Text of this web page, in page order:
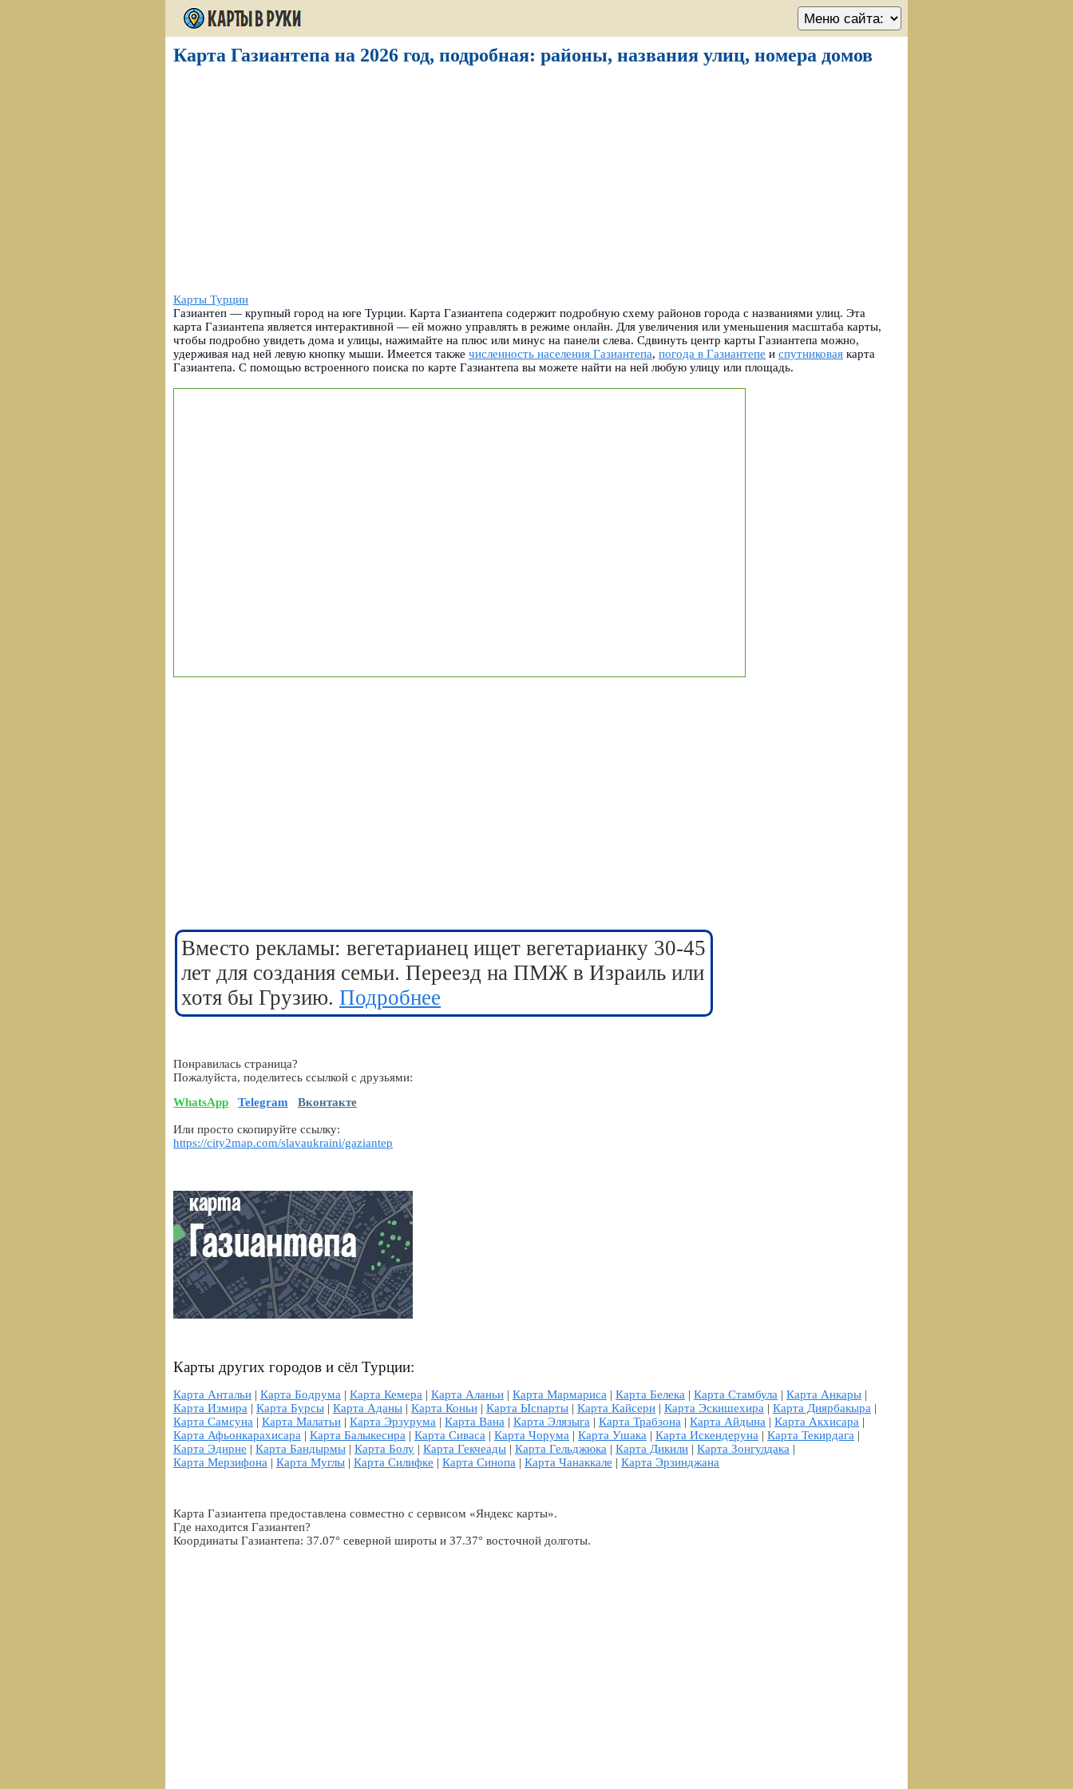
Карта Газиантепа на 2026 год, подробная: районы, названия улиц, номера домов
Карты Турции
Газиантеп — крупный город на юге Турции. Карта Газиантепа содержит подробную схему районов города с названиями улиц. Эта
карта Газиантепа является интерактивной — ей можно управлять в режиме онлайн. Для увеличения или уменьшения масштаба карты,
чтобы подробно увидеть дома и улицы, нажимайте на плюс или минус на панели слева. Сдвинуть центр карты Газиантепа можно,
удерживая над ней левую кнопку мыши. Имеется также численность населения Газиантепа, погода в Газиантепе и спутниковая карта
Газиантепа. С помощью встроенного поиска по карте Газиантепа вы можете найти на ней любую улицу или площадь.
Вместо рекламы: вегетарианец ищет вегетарианку 30-45
лет для создания семьи. Переезд на ПМЖ в Израиль или
хотя бы Грузию. Подробнее
Понравилась страница?
Пожалуйста, поделитесь ссылкой с друзьями:
WhatsApp
Telegram Вконтакте
Или просто скопируйте ссылку:
https://city2map.com/slavaukraini/gaziantep
Карты других городов и сёл Турции:
Карта Антальи | Карта Бодрума | Карта Кемера | Карта Аланьи | Карта Мармариса | Карта Белека | Карта Стамбула | Карта Анкары |
Карта Измира | Карта Бурсы | Карта Аданы | Карта Коньи | Карта Ыспарты | Карта Кайсери | Карта Эскишехира | Карта Диярбакыра |
Карта Самсуна | Карта Малатьи | Карта Эрзурума | Карта Вана | Карта Элязыга | Карта Трабзона | Карта Айдына | Карта Акхисара |
Карта Афьонкарахисара | Карта Балыкесира | Карта Сиваса | Карта Чорума | Карта Ушака | Карта Искендеруна | Карта Текирдага |
Карта Эдирне | Карта Бандырмы | Карта Болу | Карта Гекчеады | Карта Гельджюка | Карта Дикили | Карта Зонгулдака |
Карта Мерзифона | Карта Муглы | Карта Силифке | Карта Синопа | Карта Чанаккале | Карта Эрзинджана
Карта Газиантепа предоставлена совместно с сервисом «Яндекс карты».
Где находится Газиантеп?
Координаты Газиантепа: 37.07° северной широты и 37.37° восточной долготы.